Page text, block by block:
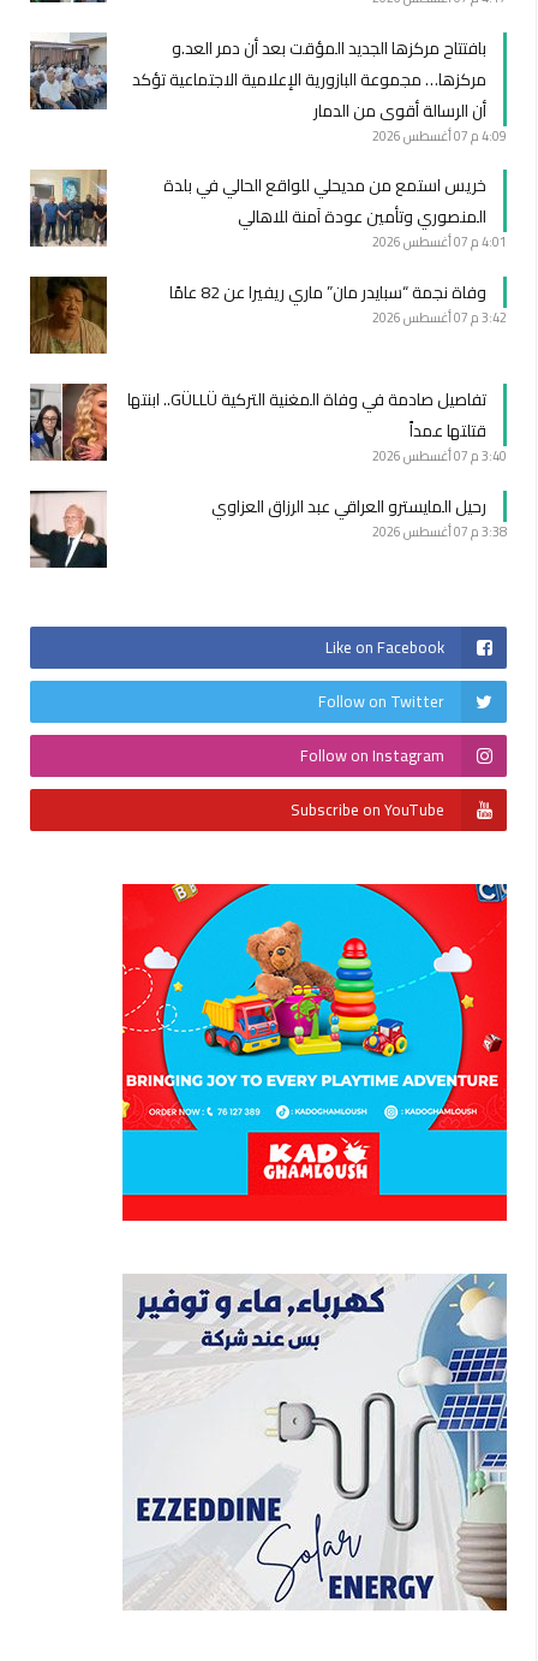
بافتتاح مركزها الجديد المؤقت بعد أن دمر العد.و
مركزها… مجموعة البازورية الإعلامية الاجتماعية تؤكد
أن الرسالة أقوى من الدمار
4:09 م 07 أغسطس 2026
خريس استمع من مديحلي للواقع الحالي في بلدة
المنصوري وتأمين عودة آمنة للاهالي
4:01 م 07 أغسطس 2026
وفاة نجمة “سبايدر مان” ماري ريفيرا عن 82 عامًا
3:42 م 07 أغسطس 2026
تفاصيل صادمة في وفاة المغنية التركية GÜLLÜ.. ابنتها
قتلتها عمداً
3:40 م 07 أغسطس 2026
رحيل المايسترو العراقي عبد الرزاق العزاوي
3:38 م 07 أغسطس 2026
Like on Facebook
Follow on Twitter
Follow on Instagram
Subscribe on YouTube